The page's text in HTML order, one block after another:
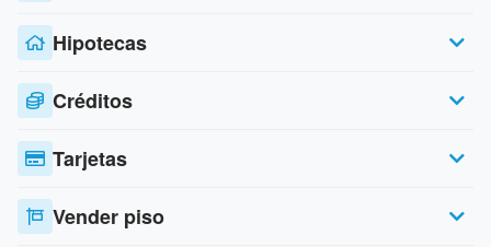
Hipotecas
Créditos
Tarjetas
Vender piso